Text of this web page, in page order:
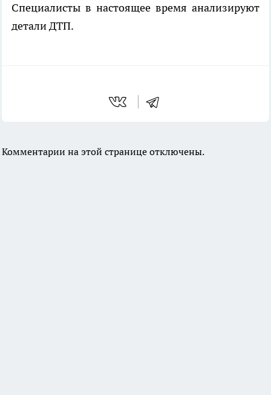
Специалисты в настоящее время анализируют
детали ДТП.
Комментарии на этой странице отключены.